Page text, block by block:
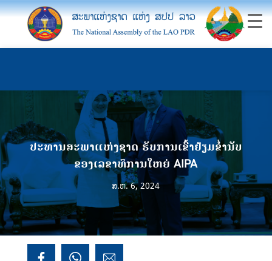
ປະທານສະພາແຫ່ງຊາດ ຮັບການເຂົ້າຢ້ຽມຂໍ່ານັບ
ຂອງເລຂາທິການໃຫຍ່ AIPA
ສ.ຫ. 6, 2024